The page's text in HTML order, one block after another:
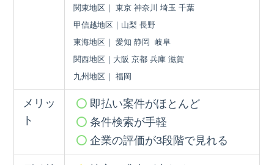
関東地区｜ 東京 神奈川 埼玉 千葉
甲信越地区｜山梨 長野
東海地区｜ 愛知 静岡 岐阜
関西地区｜大阪 京都 兵庫 滋賀
九州地区｜ 福岡
メリッ
ト
即払い案件がほとんど
条件検索が手軽
企業の評価が3段階で見れる